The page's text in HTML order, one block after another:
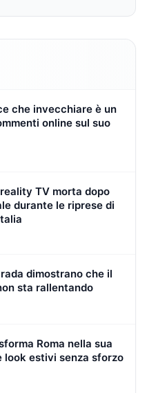
che invecchiare è un
online sul suo
TV morta dopo
durante le riprese di
dimostrano che il
sta rallentando
Roma nella sua
look estivi senza sforzo